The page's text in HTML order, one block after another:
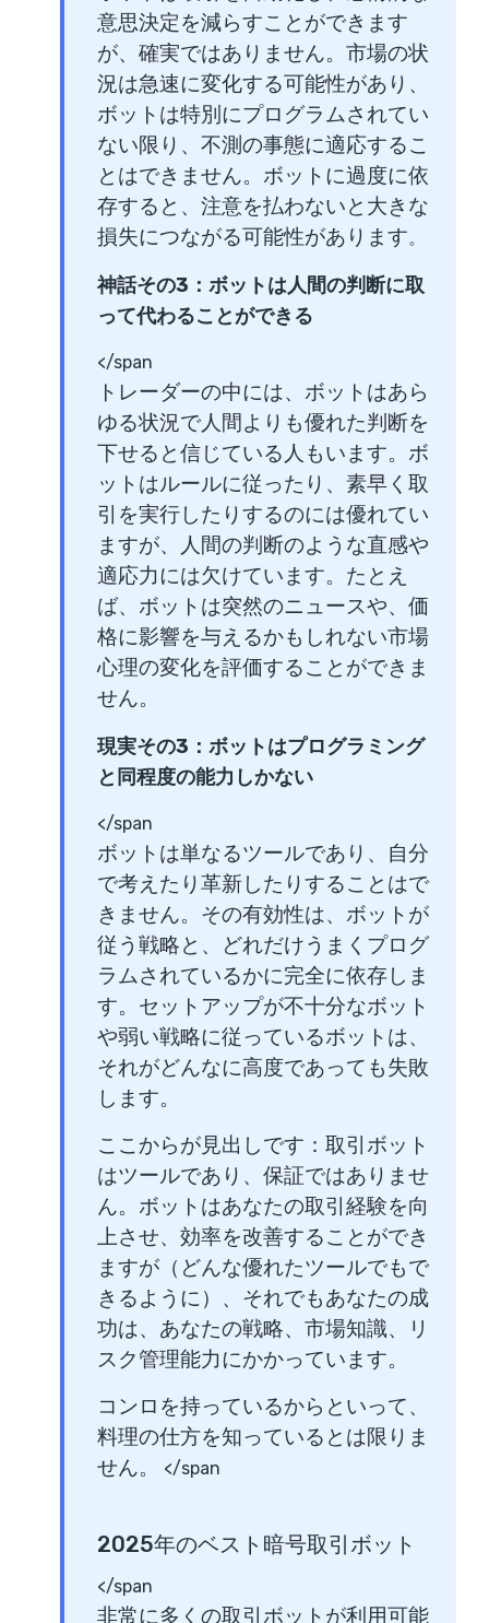
意思決定を減らすことができます
が、確実ではありません。市場の状
況は急速に変化する可能性があり、
ボットは特別にプログラムされてい
ない限り、不測の事態に適応するこ
とはできません。ボットに過度に依
存すると、注意を払わないと大きな
損失につながる可能性があります。
神話その3：ボットは人間の判断に取
って代わることができる
</span
トレーダーの中には、ボットはあら
ゆる状況で人間よりも優れた判断を
下せると信じている人もいます。ボ
ットはルールに従ったり、素早く取
引を実行したりするのには優れてい
ますが、人間の判断のような直感や
適応力には欠けています。たとえ
ば、ボットは突然のニュースや、価
格に影響を与えるかもしれない市場
心理の変化を評価することができま
せん。
現実その3：ボットはプログラミング
と同程度の能力しかない
</span
ボットは単なるツールであり、自分
で考えたり革新したりすることはで
きません。その有効性は、ボットが
従う戦略と、どれだけうまくプログ
ラムされているかに完全に依存しま
す。セットアップが不十分なボット
や弱い戦略に従っているボットは、
それがどんなに高度であっても失敗
します。
ここからが見出しです：取引ボット
はツールであり、保証ではありませ
ん。ボットはあなたの取引経験を向
上させ、効率を改善することができ
ますが（どんな優れたツールでもで
きるように）、それでもあなたの成
功は、あなたの戦略、市場知識、リ
スク管理能力にかかっています。
コンロを持っているからといって、
料理の仕方を知っているとは限りま
せん。
</span
2025年のベスト暗号取引ボット
</span
非常に多くの取引ボットが利用可能